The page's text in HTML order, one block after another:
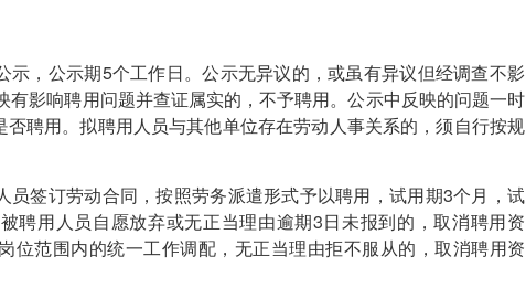
，公示期5个工作日。公示无异议的，或虽有异议但经调查不影
影响聘用问题并查证属实的，不予聘用。公示中反映的问题一时
聘用。拟聘用人员与其他单位存在劳动人事关系的，须自行按规
签订劳动合同，按照劳务派遣形式予以聘用，试用期3个月，试
聘用人员自愿放弃或无正当理由逾期3日未报到的，取消聘用资
位范围内的统一工作调配，无正当理由拒不服从的，取消聘用资